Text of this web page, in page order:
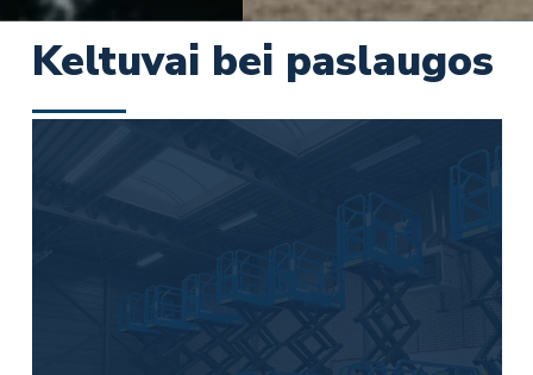
Keltuvai bei paslaugos